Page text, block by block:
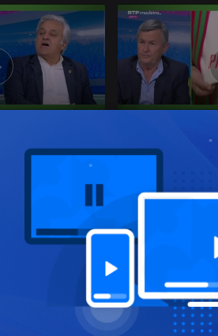
Ep. 16 27 abr. 2026
30 mar. 2026